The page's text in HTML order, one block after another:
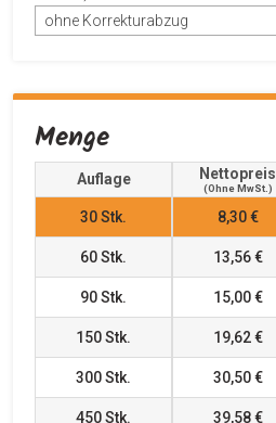
ohne Korrekturabzug
Menge
Auflage Nettopreis
(ohne MwSt.)
30Stk. 8,30 €
60Stk. 13,56 €
90Stk. 15,00 €
150Stk. 19,62 €
300Stk. 30,50 €
450Stk. 39,58 €